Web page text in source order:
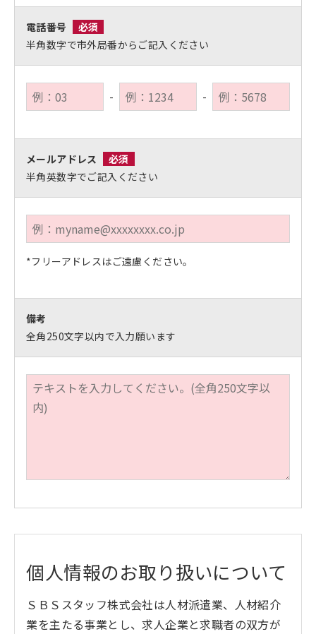
電話番号
必須
半角数字で市外局番からご記入ください
- -
メールアドレス
必須
半角英数字でご記入ください
*フリーアドレスはご遠慮ください。
備考
全角250文字以内で入力願います
個人情報のお取り扱いについて
ＳＢＳスタッフ株式会社は人材派遣業、人材紹介
業を主たる事業とし、求人企業と求職者の双方が